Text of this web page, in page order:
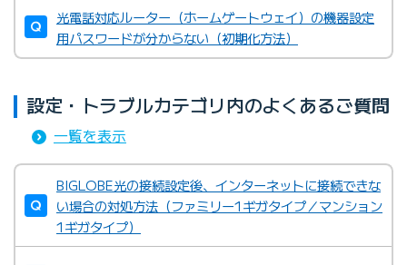
光電話対応ルーター（ホームゲートウェイ）の機器設定
用パスワードが分からない（初期化方法）
設定・トラブルカテゴリ内のよくあるご質問
一覧を表示
BIGLOBE光の接続設定後、インターネットに接続できな
い場合の対処方法（ファミリー1ギガタイプ／マンション
1ギガタイプ）